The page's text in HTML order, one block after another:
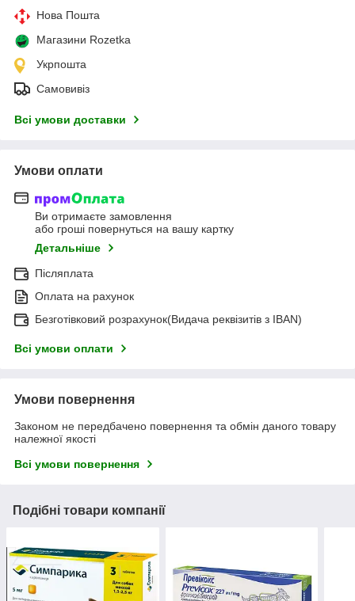
Нова Пошта
Магазини Rozetka
Укрпошта
Самовивіз
Всі умови доставки
Умови оплати
Ви отримаєте замовлення
або гроші повернуться на вашу картку
Детальніше
Післяплата
Оплата на рахунок
Безготівковий розрахунок(Видача реквізитів з IBAN)
Всі умови оплати
Умови повернення
Законом не передбачено повернення та обмін даного товару
належної якості
Всі умови повернення
Подібні товари компанії